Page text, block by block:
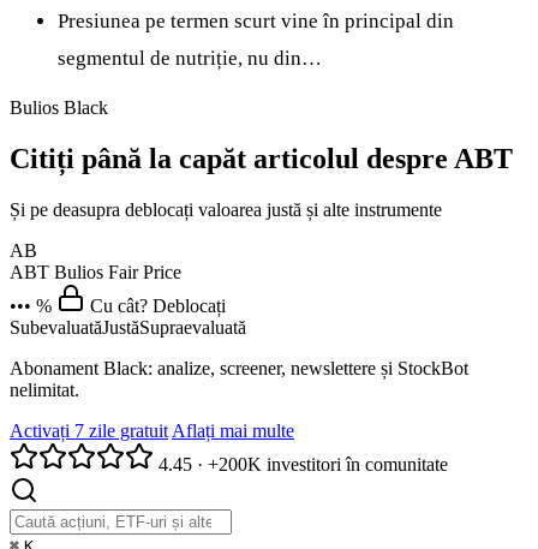
Presiunea pe termen scurt vine în principal din
segmentul de nutriție, nu din…
Bulios Black
Citiți până la capăt articolul despre ABT
Și pe deasupra deblocați valoarea justă și alte instrumente
AB
ABT Bulios Fair Price
••• %
Cu cât? Deblocați
SubevaluatăJustăSupraevaluată
Abonament Black: analize, screener, newslettere și StockBot
nelimitat.
Activați 7 zile gratuit Aflați mai multe
4.45 · +200K investitori în comunitate